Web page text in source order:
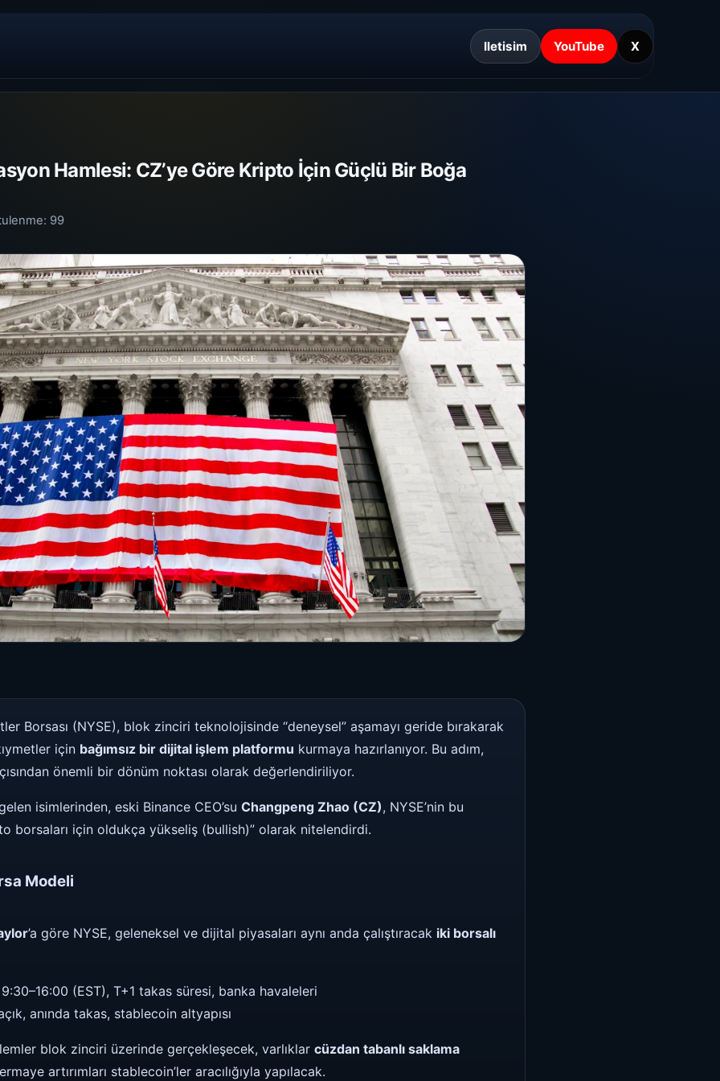
Iletisim YouTube X
Hamlesi: CZ’ye Göre Kripto İçin Güçlü Bir Boğa
99
Borsası (NYSE), blok zinciri teknolojisinde “deneysel” aşamayı geride bırakarak
için bağımsız bir dijital işlem platformu kurmaya hazırlanıyor. Bu adım,
önemli bir dönüm noktası olarak değerlendiriliyor.
isimlerinden, eski Binance CEO’su Changpeng Zhao (CZ), NYSE’nin bu
borsaları için oldukça yükseliş (bullish)” olarak nitelendirdi.
Modeli
’a göre NYSE, geleneksel ve dijital piyasaları aynı anda çalıştıracak iki borsalı
(EST), T+1 takas süresi, banka havaleleri
anında takas, stablecoin altyapısı
blok zinciri üzerinde gerçekleşecek, varlıklar cüzdan tabanlı saklama
artırımları stablecoin’ler aracılığıyla yapılacak.